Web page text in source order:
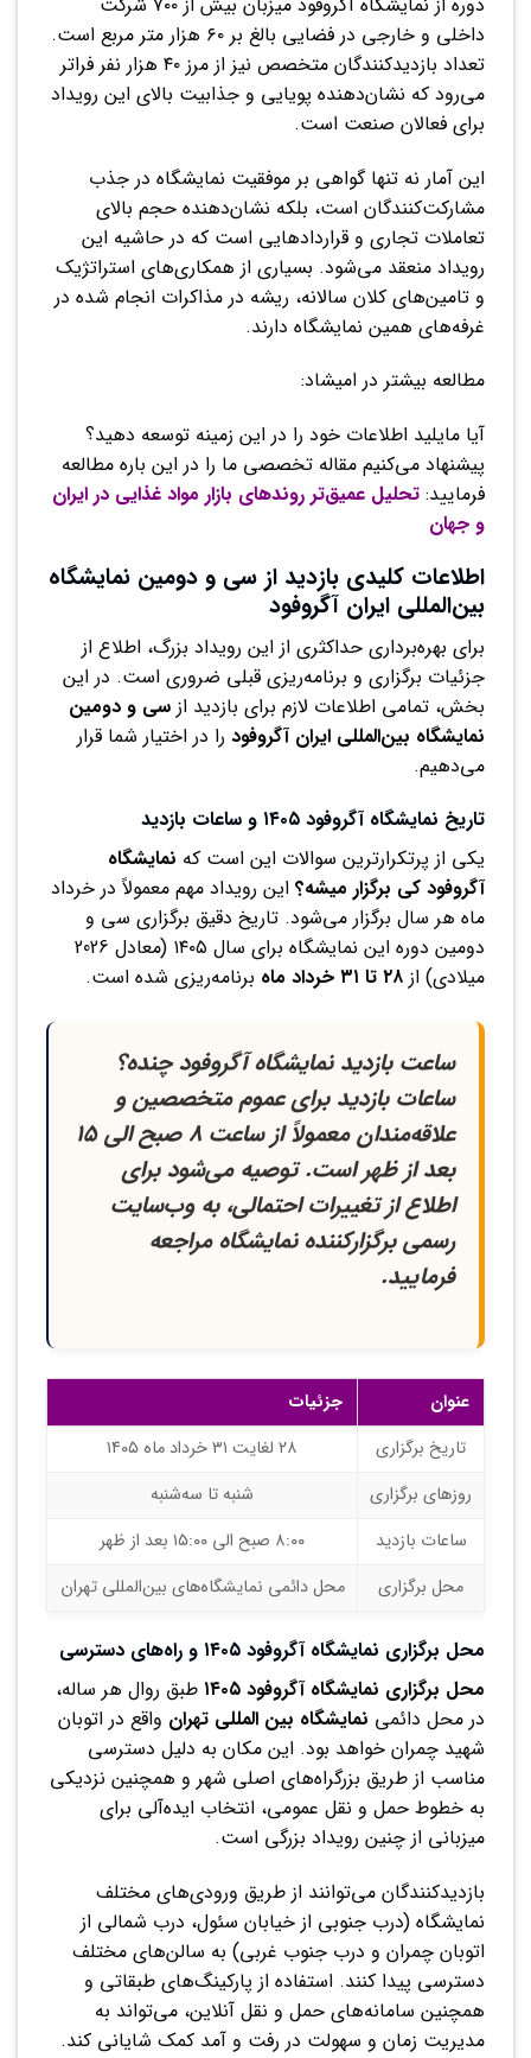
داخلی و خارجی در فضایی بالغ بر ۶۰ هزار متر مربع است.
تعداد بازدیدکنندگان متخصص نیز از مرز ۴۰ هزار نفر فراتر
می‌رود که نشان‌دهنده پویایی و جذابیت بالای این رویداد
برای فعالان صنعت است.
این آمار نه تنها گواهی بر موفقیت نمایشگاه در جذب
مشارکت‌کنندگان است، بلکه نشان‌دهنده حجم بالای
تعاملات تجاری و قراردادهایی است که در حاشیه این
رویداد منعقد می‌شود. بسیاری از همکاری‌های استراتژیک
و تامین‌های کلان سالانه، ریشه در مذاکرات انجام شده در
غرفه‌های همین نمایشگاه دارند.
مطالعه بیشتر در امیشاد:
آیا مایلید اطلاعات خود را در این زمینه توسعه دهید؟
پیشنهاد می‌کنیم مقاله تخصصی ما را در این باره مطالعه
فرمایید: تحلیل عمیق‌تر روندهای بازار مواد غذایی در ایران
و جهان
اطلاعات کلیدی بازدید از سی و دومین نمایشگاه
بین‌المللی ایران آگروفود
برای بهره‌برداری حداکثری از این رویداد بزرگ، اطلاع از
جزئیات برگزاری و برنامه‌ریزی قبلی ضروری است. در این
بخش، تمامی اطلاعات لازم برای بازدید از سی و دومین
نمایشگاه بین‌المللی ایران آگروفود را در اختیار شما قرار
می‌دهیم.
تاریخ نمایشگاه آگروفود ۱۴۰۵ و ساعات بازدید
یکی از پرتکرارترین سوالات این است که نمایشگاه
آگروفود کی برگزار میشه؟ این رویداد مهم معمولاً در خرداد
ماه هر سال برگزار می‌شود. تاریخ دقیق برگزاری سی و
دومین دوره این نمایشگاه برای سال ۱۴۰۵ (معادل 2026
میلادی) از ۲۸ تا ۳۱ خرداد ماه برنامه‌ریزی شده است.
ساعت بازدید نمایشگاه آگروفود چنده؟
ساعات بازدید برای عموم متخصصین و
علاقه‌مندان معمولاً از ساعت ۸ صبح الی ۱۵
بعد از ظهر است. توصیه می‌شود برای
اطلاع از تغییرات احتمالی، به وب‌سایت
رسمی برگزارکننده نمایشگاه مراجعه
فرمایید.
عنوان
جزئیات
تاریخ برگزاری
۲۸ لغایت ۳۱ خرداد ماه ۱۴۰۵
روزهای برگزاری
شنبه تا سه‌شنبه
ساعات بازدید
۸:۰۰ صبح الی ۱۵:۰۰ بعد از ظهر
محل برگزاری
محل دائمی نمایشگاه‌های بین‌المللی تهران
محل برگزاری نمایشگاه آگروفود ۱۴۰۵ و راه‌های دسترسی
محل برگزاری نمایشگاه آگروفود ۱۴۰۵
طبق روال هر ساله،
در محل دائمی نمایشگاه بین المللی تهران واقع در اتوبان
شهید چمران خواهد بود. این مکان به دلیل دسترسی
مناسب از طریق بزرگراه‌های اصلی شهر و همچنین نزدیکی
به خطوط حمل و نقل عمومی، انتخاب ایده‌آلی برای
میزبانی از چنین رویداد بزرگی است.
بازدیدکنندگان می‌توانند از طریق ورودی‌های مختلف
نمایشگاه (درب جنوبی از خیابان سئول، درب شمالی از
اتوبان چمران و درب جنوب غربی) به سالن‌های مختلف
دسترسی پیدا کنند. استفاده از پارکینگ‌های طبقاتی و
همچنین سامانه‌های حمل و نقل آنلاین، می‌تواند به
مدیریت زمان و سهولت در رفت و آمد کمک شایانی کند.